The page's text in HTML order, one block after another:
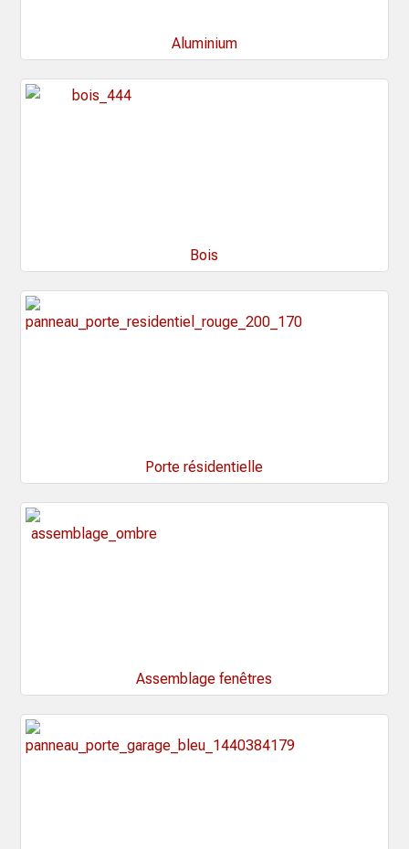
Aluminium
Bois
Porte résidentielle
Assemblage fenêtres